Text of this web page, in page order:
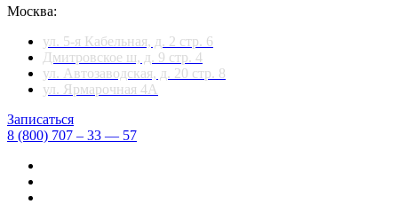
Москва:
ул. 5-я Кабельная, д. 2 стр. 6
Дмитровское ш, д. 9 стр. 4
ул. Автозаводская, д. 20 стр. 8
ул. Ярмарочная 4А
Записаться
8 (800) 707 – 33 — 57